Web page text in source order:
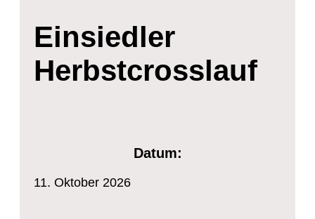
Einsiedler
Herbstcrosslauf
Datum:
11. Oktober 2026